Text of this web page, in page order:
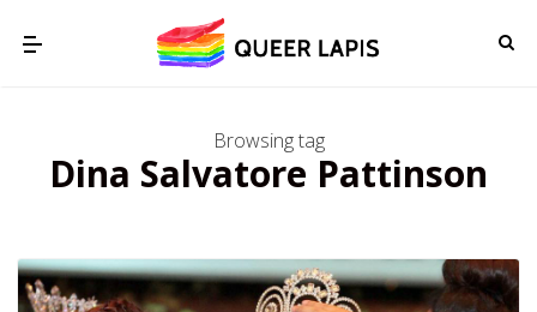
Browsing tag
Dina Salvatore Pattinson